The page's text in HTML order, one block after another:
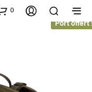
0
Port offert